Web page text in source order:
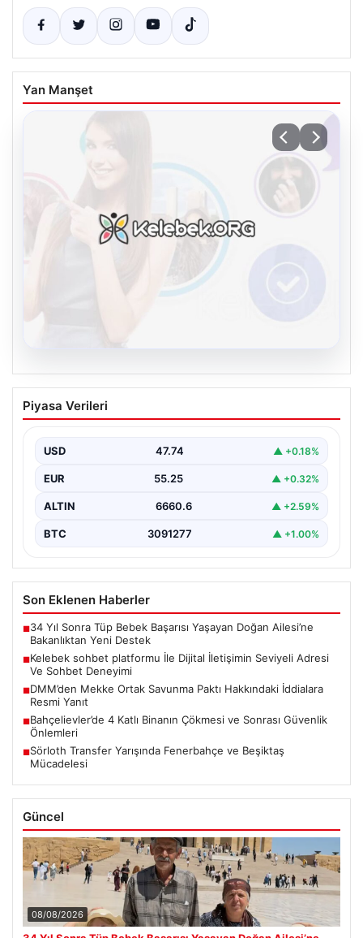
Yan Manşet
08.08.2026
Kelebek sohbet platformu İle Dijital
İletişimin Seviyeli Adresi Ve Sohbet
Dijital ortamında insanların seviyeli bir şekilde iletişim
Piyasa Verileri
USD 47.74 ▲ +0.18%
EUR 55.25 ▲ +0.32%
ALTIN 6660.6 ▲ +2.59%
BTC 3091277 ▲ +1.00%
Son Eklenen Haberler
■34 Yıl Sonra Tüp Bebek Başarısı Yaşayan Doğan Ailesi’ne
Bakanlıktan Yeni Destek
■Kelebek sohbet platformu İle Dijital İletişimin Seviyeli Adresi
Ve Sohbet Deneyimi
■DMM’den Mekke Ortak Savunma Paktı Hakkındaki İddialara
Resmi Yanıt
■Bahçelievler’de 4 Katlı Binanın Çökmesi ve Sonrası Güvenlik
Önlemleri
■Sörloth Transfer Yarışında Fenerbahçe ve Beşiktaş
Mücadelesi
Güncel
08/08/2026